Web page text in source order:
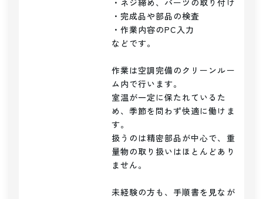
・ネジ締め、パーツの取り付け
・完成品や部品の検査
・作業内容のPC入力
などです。
作業は空調完備のクリーンルー
ム内で行います。
室温が一定に保たれているた
め、季節を問わず快適に働けま
す。
扱うのは精密部品が中心で、重
量物の取り扱いはほとんどあり
ません。
未経験の方も、手順書を見なが